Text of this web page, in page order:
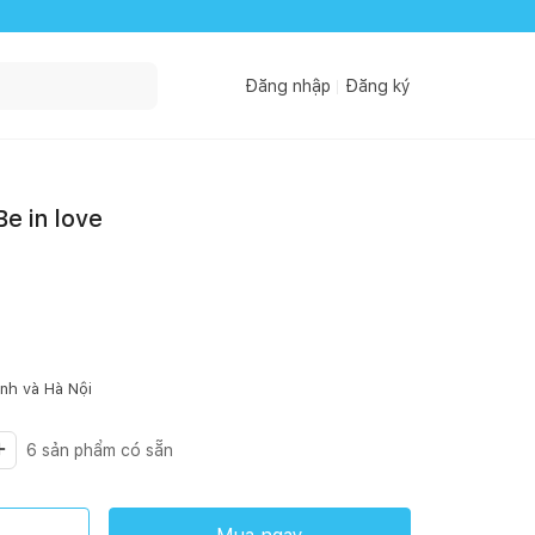
Đăng nhập Đăng ký
in love
và Hà Nội
6 sản phẩm có sẵn